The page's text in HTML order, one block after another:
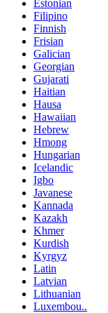
Estonian
Filipino
Finnish
Frisian
Galician
Georgian
Gujarati
Haitian
Hausa
Hawaiian
Hebrew
Hmong
Hungarian
Icelandic
Igbo
Javanese
Kannada
Kazakh
Khmer
Kurdish
Kyrgyz
Latin
Latvian
Lithuanian
Luxembou..